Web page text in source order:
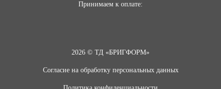
Принимаем к оплате:
2026 © ТД «БРИГФОРМ»
Согласие на обработку персональных данных